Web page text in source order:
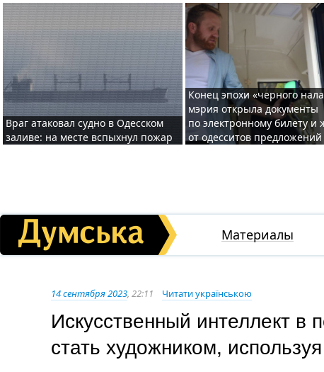
Враг атаковал судно в Одесском
заливе: на месте вспыхнул пожар
Конец эпохи «черного
мэрия открыла документы
по электронному билету и
от одесситов предложений
Материалы
14 сентября 2023, 22:11 Читати українською
Искусственный интеллект
стать художником,